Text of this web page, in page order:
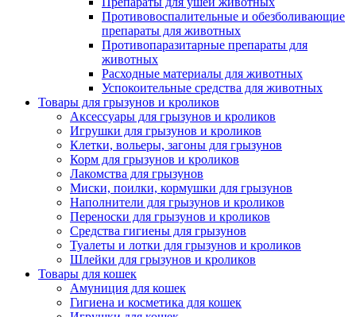
Противовоспалительные и обезболивающие
препараты для животных
Противопаразитарные препараты для
животных
Расходные материалы для животных
Успокоительные средства для животных
Товары для грызунов и кроликов
Аксессуары для грызунов и кроликов
Игрушки для грызунов и кроликов
Клетки, вольеры, загоны для грызунов
Корм для грызунов и кроликов
Лакомства для грызунов
Миски, поилки, кормушки для грызунов
Наполнители для грызунов и кроликов
Переноски для грызунов и кроликов
Средства гигиены для грызунов
Туалеты и лотки для грызунов и кроликов
Шлейки для грызунов и кроликов
Товары для кошек
Амуниция для кошек
Гигиена и косметика для кошек